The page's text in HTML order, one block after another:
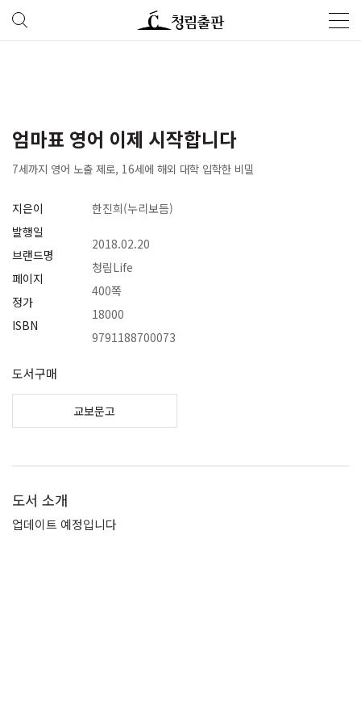
엄마표 영어 이제 시작합니다
7세까지 영어 노출 제로, 16세에 해외 대학 입학한 비밀
지은이
발행일
브랜드명
페이지
정가
ISBN
한진희(누리보듬)
2018.02.20
청림Life
400쪽
18000
9791188700073
도서구매
교보문고
도서 소개
업데이트 예정입니다